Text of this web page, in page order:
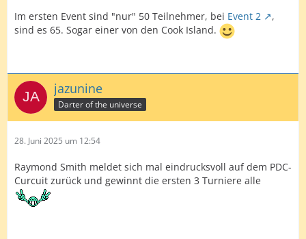
Im ersten Event sind "nur" 50 Teilnehmer, bei Event 2
,
sind es 65. Sogar einer von den Cook Island.
jazunine
Darter of the universe
28. Juni 2025 um 12:54
Raymond Smith meldet sich mal eindrucksvoll auf dem PDC-
Curcuit zurück und gewinnt die ersten 3 Turniere alle